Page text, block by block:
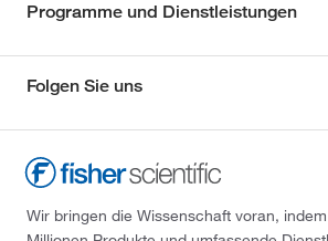
Programme und Dienstleistungen
Folgen Sie uns
Wir bringen die Wissenschaft voran,